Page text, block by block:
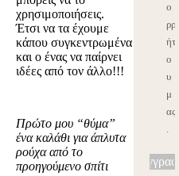
χρησιμοποιήσεις.
Έτσι να τα έχουμε
κάπου συγκεντρωμένα
και ο ένας να παίρνει
ιδέες από τον άλλο!!!
Πρώτο μου “θύμα”
ένα καλάθι για άπλυτα
ρούχα από το
προηγούμενο σπίτι
Εγγραφή
ο
ρρ
ήτ
ο
υ
μ
ας
.